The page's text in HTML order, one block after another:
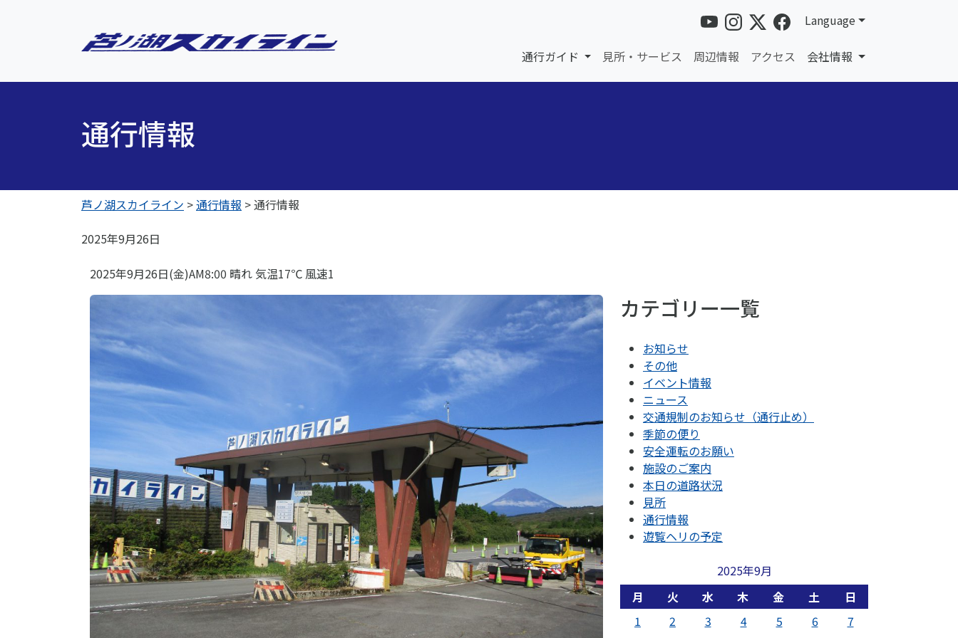
Language
通行ガイド 見所・サービス 周辺情報 アクセス 会社情報
通行情報
芦ノ湖スカイライン >通行情報 >通行情報
2025年9月26日
2025年9月26日(金)AM8:00 晴れ 気温17℃ 風速1
カテゴリー一覧
お知らせ
その他
イベント情報
ニュース
交通規制のお知らせ（通行止め）
季節の便り
安全運転のお願い
施設のご案内
本日の道路状況
見所
通行情報
遊覧ヘリの予定
2025年9月
月
火 水 木 金 土
日
1
2 3 4 5 6
7